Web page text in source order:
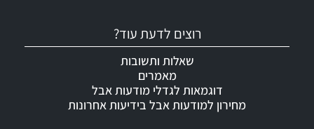
רוצים לדעת עוד?
שאלות ותשובות
מאמרים
דוגמאות לגדלי מודעות אבל
מחירון למודעות אבל בידיעות אחרונות